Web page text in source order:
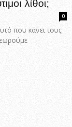
λίθοι;
0
που κάνει τους